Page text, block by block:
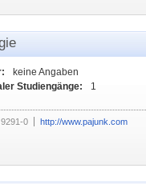
keine Angaben
Studiengänge:
1
0 http://www.pajunk.com